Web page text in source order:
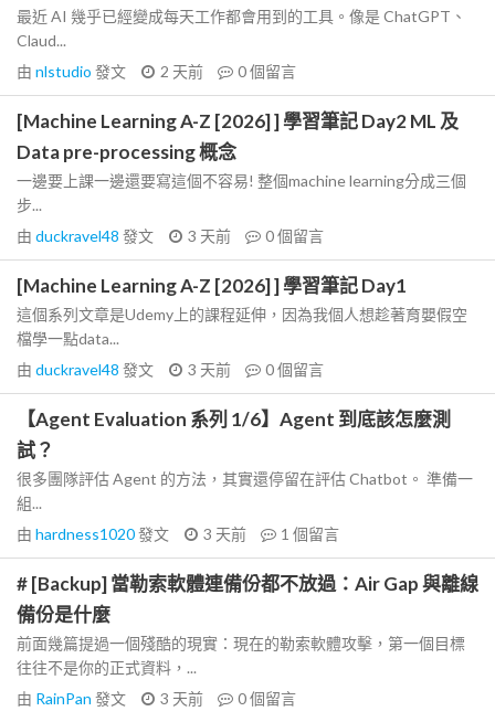
最近 AI 幾乎已經變成每天工作都會用到的工具。像是 ChatGPT、
Claud...
由 nlstudio 發文 2 天前 0個留言
[Machine Learning A-Z [2026] ] 學習筆記 Day2 ML 及
Data pre-processing 概念
一邊要上課一邊還要寫這個不容易! 整個machine learning分成三個
步...
由 duckravel48 發文 3 天前 0個留言
[Machine Learning A-Z [2026] ] 學習筆記 Day1
這個系列文章是Udemy上的課程延伸，因為我個人想趁著育嬰假空
檔學一點data...
由 duckravel48 發文 3 天前 0個留言
【Agent Evaluation 系列 1/6】Agent 到底該怎麼測
試？
很多團隊評估 Agent 的方法，其實還停留在評估 Chatbot。 準備一
組...
由 hardness1020發文 3 天前 1 個留言
# [Backup] 當勒索軟體連備份都不放過：Air Gap 與離線
備份是什麼
前面幾篇提過一個殘酷的現實：現在的勒索軟體攻擊，第一個目標
往往不是你的正式資料，...
由 RainPan 發文 3 天前 0個留言